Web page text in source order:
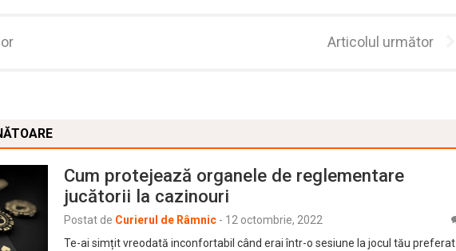
Articolul următor
Cum protejează organele de reglementare
jucătorii la cazinouri
Postat de Curierul de Râmnic - 12 octombrie, 2022
Te-ai simțit vreodată inconfortabil când erai într-o sesiune la jocul tău preferat